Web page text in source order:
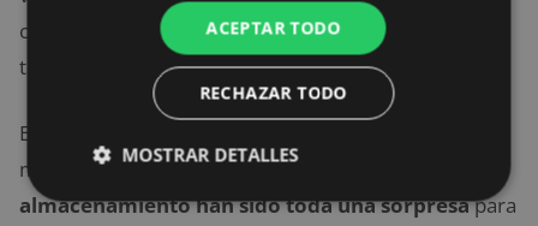
claro a qué público se dirige sacando a la venta este
terminal.
En definitiva, aunque las especificaciones son
modestas en general,su RAM y su
almacenamiento han sido toda una sorpresapara
ACEPTAR TODO
RECHAZAR TODO
MOSTRAR DETALLES